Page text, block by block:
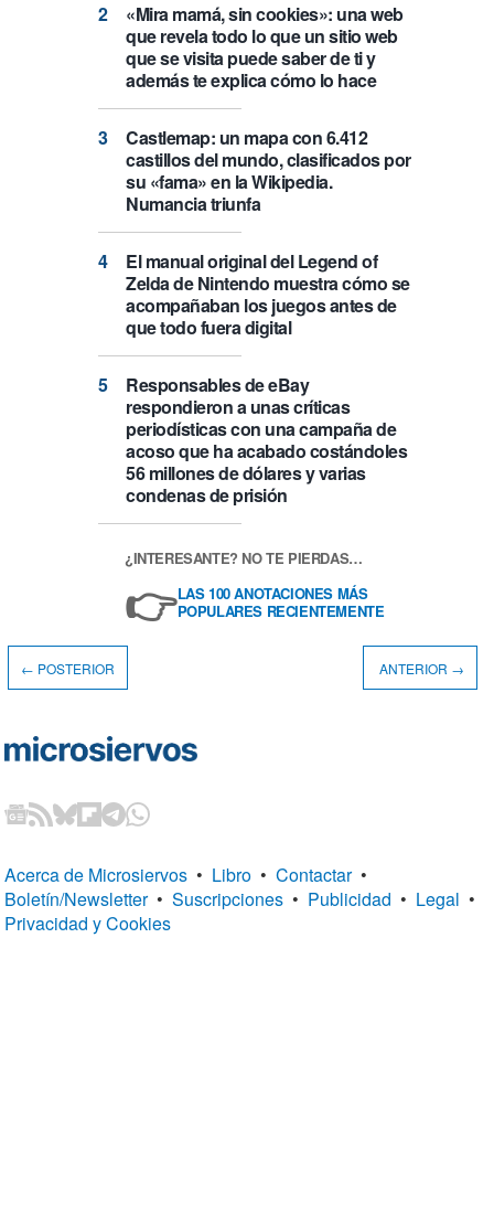
«Mira mamá, sin cookies»: una web
que revela todo lo que un sitio web
que se visita puede saber de ti y
además te explica cómo lo hace
Castlemap: un mapa con 6.412
castillos del mundo, clasificados por
su «fama» en la Wikipedia.
Numancia triunfa
El manual original del Legend of
Zelda de Nintendo muestra cómo se
acompañaban los juegos antes de
que todo fuera digital
Responsables de eBay
respondieron a unas críticas
periodísticas con una campaña de
acoso que ha acabado costándoles
56 millones de dólares y varias
condenas de prisión
¿INTERESANTE? NO TE PIERDAS…
👉LAS 100 ANOTACIONES MÁS
POPULARES RECIENTEMENTE
← POSTERIOR ANTERIOR →
Acerca de Microsiervos • Libro • Contactar •
Boletín/Newsletter • Suscripciones • Publicidad • Legal •
Privacidad y Cookies